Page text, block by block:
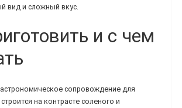
вид и сложный вкус.
и с чем
сопровождение для
на контрасте соленого и